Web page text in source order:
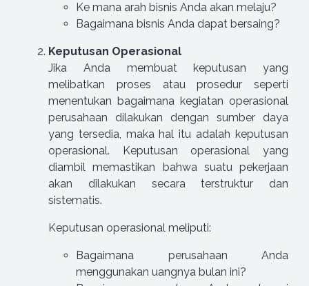
Ke mana arah bisnis Anda akan melaju?
Bagaimana bisnis Anda dapat bersaing?
Keputusan Operasional
Jika Anda membuat keputusan yang
melibatkan proses atau prosedur seperti
menentukan bagaimana kegiatan operasional
perusahaan dilakukan dengan sumber daya
yang tersedia, maka hal itu adalah keputusan
operasional. Keputusan operasional yang
diambil memastikan bahwa suatu pekerjaan
akan dilakukan secara terstruktur dan
sistematis.
Keputusan operasional meliputi:
Bagaimana perusahaan Anda
menggunakan uangnya bulan ini?